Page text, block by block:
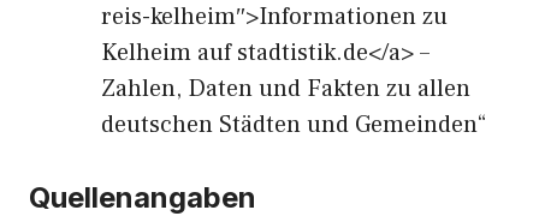
reis-kelheim″>Informationen zu
Kelheim auf stadtistik.de</a> –
Zahlen, Daten und Fakten zu allen
deutschen Städten und Gemeinden“
Quellenangaben